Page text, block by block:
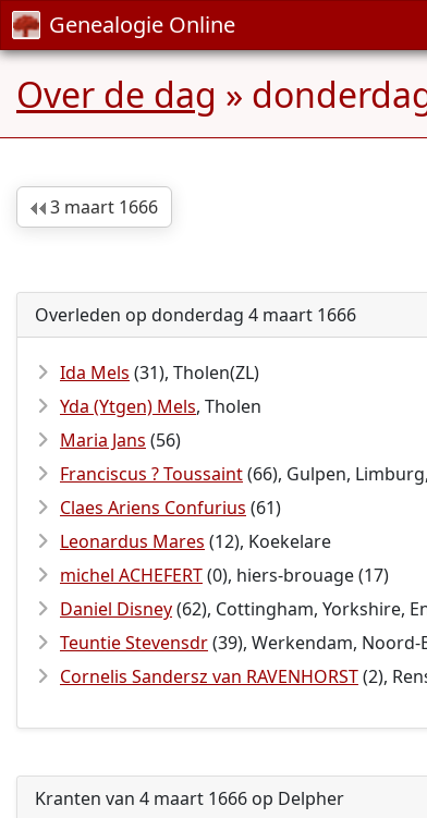
Genealogie Online
Over de dag »
3 maart 1666
Overleden op donderdag 4 maart 1666
Ida Mels (31), Tholen(ZL)
Yda (Ytgen) Mels, Tholen
Maria Jans (56)
Franciscus ? Toussaint(66), Gulpen,
Claes Ariens Confurius (61)
Leonardus Mares (12), Koekelare
michel ACHEFERT(0), hiers-brouage (17)
Daniel Disney(62), Cottingham, Yorkshire,
Teuntie Stevensdr(39), Werkendam,
Cornelis Sandersz van RAVENHORST(2),
Kranten van 4 maart 1666 op Delpher